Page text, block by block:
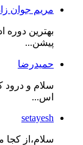
مریم جوان
بهترین دوره
پیشن...
حمیدرضا
سلام و درود
اس...
setayesh
سلام،از کجا